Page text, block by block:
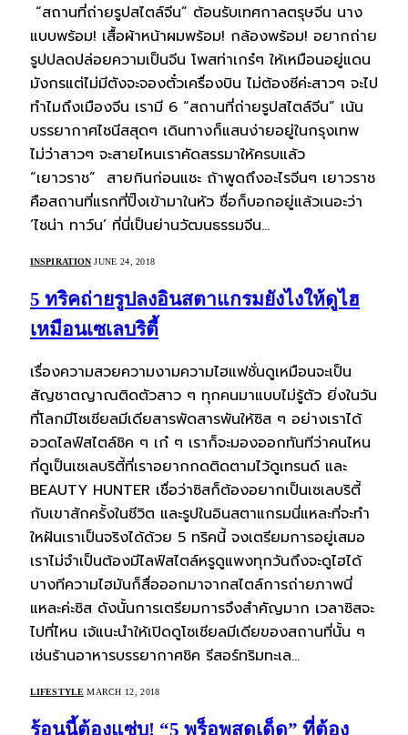
“สถานที่ถ่ายรูปสไตล์จีน” ต้อนรับเทศกาลตรุษจีน นาง
แบบพร้อม! เสื้อผ้าหน้าผมพร้อม! กล้องพร้อม! อยากถ่าย
รูปปลดปล่อยความเป็นจีน โพสท่าเกร๋ๆ ให้เหมือนอยู่แดน
มังกรแต่ไม่มีตังจะจองตั๋วเครื่องบิน ไม่ต้องซีค่ะสาวๆ จะไป
ทำไมถึงเมืองจีน เรามี 6 “สถานที่ถ่ายรูปสไตล์จีน” เน้น
บรรยากาศไชนีสสุดๆ เดินทางก็แสนง่ายอยู่ในกรุงเทพ
ไม่ว่าสาวๆ จะสายไหนเราคัดสรรมาให้ครบแล้ว
“เยาวราช” สายกินก่อนแชะ ถ้าพูดถึงอะไรจีนๆ เยาวราช
คือสถานที่แรกที่ปิ๊งเข้ามาในหัว ชื่อก็บอกอยู่แล้วเนอะว่า
‘ไชน่า ทาว์น’ ที่นี่เป็นย่านวัฒนธรรมจีน…
INSPIRATION JUNE 24, 2018
5 ทริคถ่ายรูปลงอินสตาแกรมยังไงให้ดูไฮ
เหมือนเซเลบริตี้
เรื่องความสวยความงามความไฮแฟชั่นดูเหมือนจะเป็น
สัญชาตญาณติดตัวสาว ๆ ทุกคนมาแบบไม่รู้ตัว ยิ่งในวัน
ที่โลกมีโซเชียลมีเดียสารพัดสารพันให้ซิส ๆ อย่างเราได้
อวดไลฟ์สไตล์ชิค ๆ เก๋ ๆ เราก็จะมองออกทันทีว่าคนไหน
ที่ดูเป็นเซเลบริตี้ที่เราอยากกดติดตามไว้ดูเทรนด์ และ
BEAUTY HUNTER เชื่อว่าซิสก็ต้องอยากเป็นเซเลบริตี้
กับเขาสักครั้งในชีวิต และรูปในอินสตาแกรมนี่แหละที่จะทำ
ใหฝันเราเป็นจริงได้ด้วย 5 ทริคนี้ จงเตรียมการอยู่เสมอ
เราไม่จำเป็นต้องมีไลฟ์สไตล์หรูดูแพงทุกวันถึงจะดูไฮได้
บางทีความไฮมันก็สื่อออกมาจากสไตล์การถ่ายภาพนี่
แหละค่ะซิส ดังนั้นการเตรียมการจึงสำคัญมาก เวลาซิสจะ
ไปที่ไหน เจ้แนะนำให้เปิดดูโซเชียลมีเดียของสถานที่นั้น ๆ
เช่นร้านอาหารบรรยากาศชิค รีสอร์ทริมทะเล…
LIFESTYLE MARCH 12, 2018
ร้อนนี้ต้องแซ่บ! “5 พร็อพสุดเด็ด” ที่ต้อง